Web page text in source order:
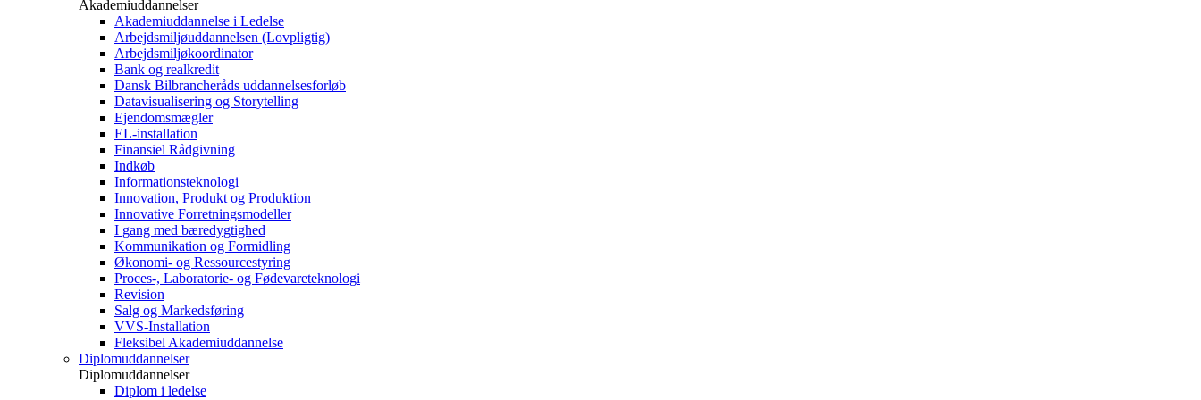
Akademiuddannelser
Akademiuddannelse i Ledelse
Arbejdsmiljøuddannelsen (Lovpligtig)
Arbejdsmiljøkoordinator
Bank og realkredit
Dansk Bilbrancheråds uddannelsesforløb
Datavisualisering og Storytelling
Ejendomsmægler
EL-installation
Finansiel Rådgivning
Indkøb
Informationsteknologi
Innovation, Produkt og Produktion
Innovative Forretningsmodeller
I gang med bæredygtighed
Kommunikation og Formidling
Økonomi- og Ressourcestyring
Proces-, Laboratorie- og Fødevareteknologi
Revision
Salg og Markedsføring
VVS-Installation
Fleksibel Akademiuddannelse
Diplomuddannelser
Diplomuddannelser
Diplom i ledelse